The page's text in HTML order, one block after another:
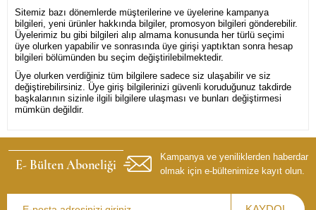
Sitemiz bazı dönemlerde müşterilerine ve üyelerine kampanya
bilgileri, yeni ürünler hakkında bilgiler, promosyon bilgileri gönderebilir.
Üyelerimiz bu gibi bilgileri alıp almama konusunda her türlü seçimi
üye olurken yapabilir ve sonrasında üye girişi yaptıktan sonra hesap
bilgileri bölümünden bu seçim değiştirilebilmektedir.
Üye olurken verdiğiniz tüm bilgilere sadece siz ulaşabilir ve siz
değiştirebilirsiniz. Üye giriş bilgilerinizi güvenli koruduğunuz takdirde
başkalarının sizinle ilgili bilgilere ulaşması ve bunları değiştirmesi
mümkün değildir.
E- Bülten Aboneliği
Kampanya ve yeniliklerden haberdar
olmak için e-bültenimize kayıt olun.